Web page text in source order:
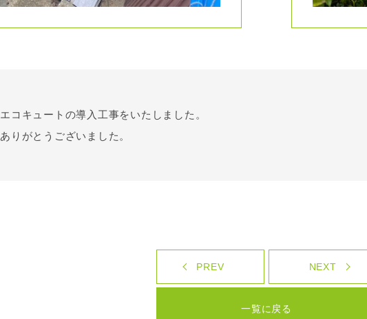
エコキュートの導入工事をいたしました。
ありがとうございました。
PREV NEXT
一覧に戻る